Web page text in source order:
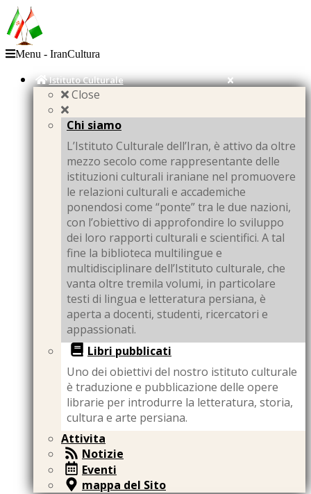
Menu - IranCultura
Istituto Culturale
Close
Chi siamo
L’Istituto Culturale dell’Iran, è attivo da oltre
mezzo secolo come rappresentante delle
istituzioni culturali iraniane nel promuovere
le relazioni culturali e accademiche
ponendosi come “ponte” tra le due nazioni,
con l’obiettivo di approfondire lo sviluppo
dei loro rapporti culturali e scientifici. A tal
fine la biblioteca multilingue e
multidisciplinare dell’Istituto culturale, che
vanta oltre tremila volumi, in particolare
testi di lingua e letteratura persiana, è
aperta a docenti, studenti, ricercatori e
appassionati.
Libri pubblicati
Uno dei obiettivi del nostro istituto culturale
è traduzione e pubblicazione delle opere
librarie per introdurre la letteratura, storia,
cultura e arte persiana.
Attivita
Notizie
Eventi
mappa del Sito